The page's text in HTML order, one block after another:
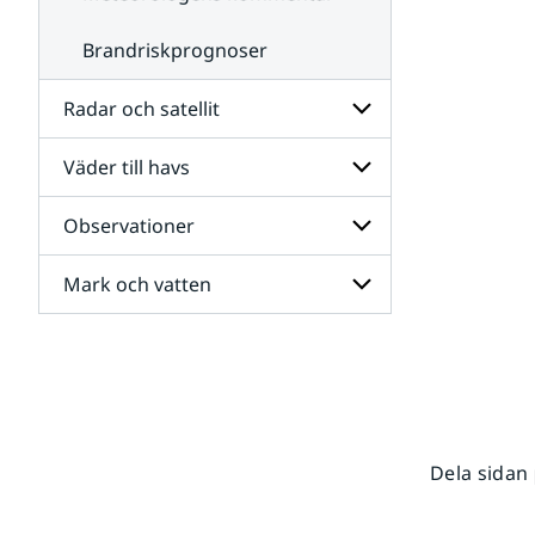
Brandriskprognoser
Radar och satellit
Undersidor
för
Radar
och
satellit
Väder till havs
Undersidor
för
Väder
till
havs
Observationer
Undersidor
för
Mark och vatten
Dela sidan